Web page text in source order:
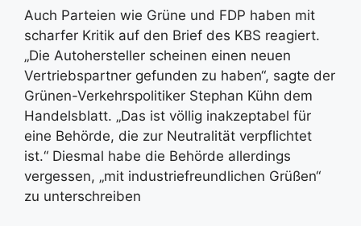
Auch Parteien wie Grüne und FDP haben mit
scharfer Kritik auf den Brief des KBS reagiert.
„Die Autohersteller scheinen einen neuen
Vertriebspartner gefunden zu haben“, sagte der
Grünen-Verkehrspolitiker Stephan Kühn dem
Handelsblatt. „Das ist völlig inakzeptabel für
eine Behörde, die zur Neutralität verpflichtet
ist.“ Diesmal habe die Behörde allerdings
vergessen, „mit industriefreundlichen Grüßen“
zu unterschreiben